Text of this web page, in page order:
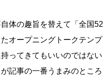
体の趣旨を替えて「全国52
オープニングトークテンプ
ってきてもいいのではない
記事の一番うまみのところ